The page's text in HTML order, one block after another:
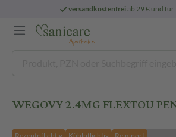
versandkostenfreiab 29 € und für
WEGOVY 2.4MG FLEXTOU